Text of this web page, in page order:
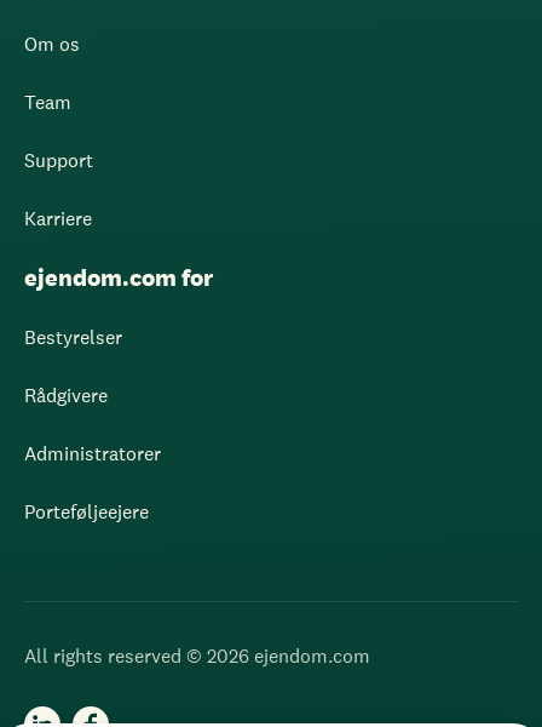
Om os
Team
Support
Karriere
ejendom.com for
Bestyrelser
Rådgivere
Administratorer
Porteføljeejere
All rights reserved © 2026 ejendom.com